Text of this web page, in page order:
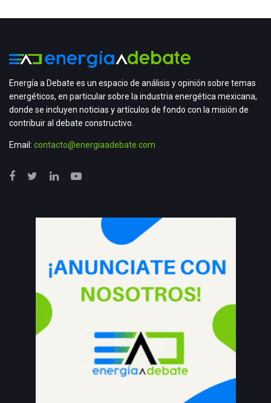
Energía a Debate es un espacio de análisis y opinión sobre temas
energéticos, en particular sobre la industria energética mexicana,
donde se incluyen noticias y artículos de fondo con la misión de
contribuir al debate constructivo.
Email: contacto@energiaadebate.com